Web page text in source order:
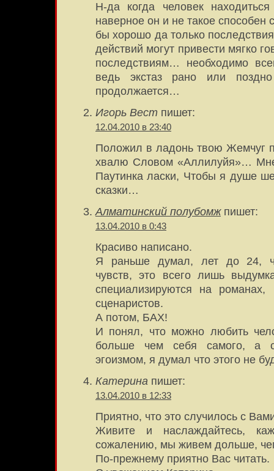
Н-да когда человек
наверное он и не такое способен
бы хорошо да только
действий могут привести мягко
последствиям… необходимо
ведь экстаз рано или
продолжается…
Игорь Вест пишет:
12.04.2010 в 23:40
Положил в ладонь твою Жемчуг
хвалю Словом «Аллилуйя»…
Паутинка ласки, Чтобы я душе
сказки…
Алматинский полубомжпишет:
13.04.2010 в 0:43
Красиво написано.
Я раньше думал, лет до 24,
чувств, это всего лишь
специализируются на романах,
сценаристов.
А потом, БАХ!
И понял, что можно любить
больше чем себя самого, а
эгоизмом, я думал что этого не
Катерина пишет:
13.04.2010 в 12:33
Приятно, что это случилось с
Живите и наслаждайтесь,
сожалению, мы живем дольше,
По-прежнему приятно Вас читать.